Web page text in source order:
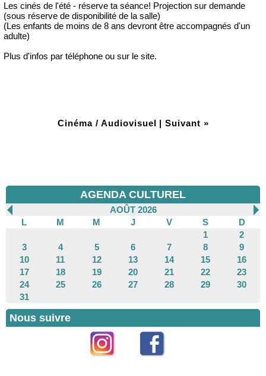
Les cinés de l'été - réserve ta séance! Projection sur demande
(sous réserve de disponibilité de la salle)
(Les enfants de moins de 8 ans devront être accompagnés d'un
adulte)
Plus d'infos par téléphone ou sur le site.
Cinéma / Audiovisuel | Suivant »
AGENDA CULTUREL
AOÛT 2026
L
M M J V S
D
1
2
3
4 5 6 7 8
9
10
11 12 13 14 15
16
17
18 19 20 21 22
23
24
25 26 27 28 29
30
31
Nous suivre